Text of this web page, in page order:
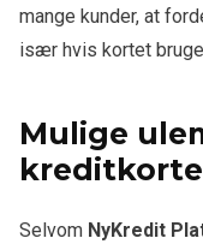
mange kunder, at
især hvis kortet
Mulige
Selvom NyKredit